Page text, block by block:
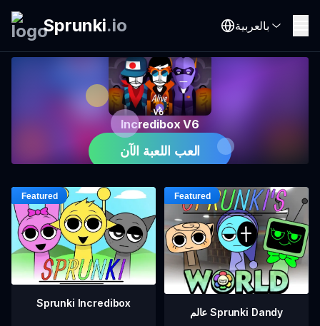
Sprunki.io بالعربية
Incredibox V6
العب اللعبة الآن
Sprunki Incredibox
عالم Sprunki Dandy